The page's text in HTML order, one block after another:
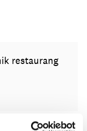
restaurang